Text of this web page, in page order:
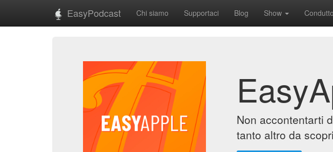
EasyPodcast Chi siamo Supportaci Blog Show
Non accontentarti
tanto altro da